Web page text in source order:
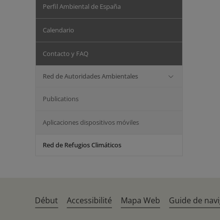
Perfil Ambiental de España
Calendario
Contacto y FAQ
Red de Autoridades Ambientales
Publications
Aplicaciones dispositivos móviles
Red de Refugios Climáticos
Début Accessibilité Mapa Web Guide de